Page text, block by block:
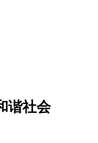
谐社会